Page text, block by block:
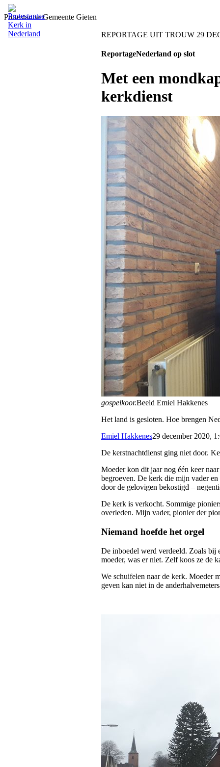
Protestantse Gemeente Gieten
REPORTAGE UIT TROUW 29
ReportageNederland op slot
Met een
kerkdienst
gospelkoor.Beeld Emiel Hakkenes
Het land is gesloten. Hoe brengen
Emiel Hakkenes29 december 2020,
De kerstnachtdienst ging niet door.
Moeder kon dit jaar nog één keer
begroeven. De kerk die mijn vader
door de gelovigen bekostigd –
De kerk is verkocht. Sommige
overleden. Mijn vader, pionier der
Niemand hoefde het orgel
De inboedel werd verdeeld. Zoals bij
moeder, was er niet. Zelf koos ze de
We schuifelen naar de kerk. Moeder
geven kan niet in de